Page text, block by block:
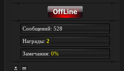
Сообщений: 528
Награды: 2
Замечания: 0%